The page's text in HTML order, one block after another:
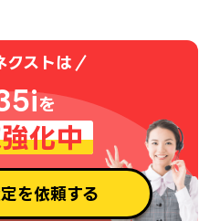
クストは
を
化中
を依頼する